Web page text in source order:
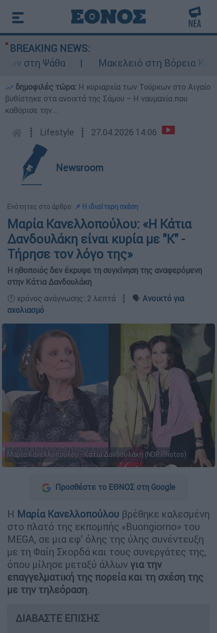
BREAKING NEWS:
στη Ψάθα
Μακελειό στη Βόρεια
δημοφιλές τώρα: Η κυριαρχία των Τούρκων στο Αιγαίο
βυθίστηκε στα ανοιχτά της Σάμου – Η ναυμαχία που
καθόρισε την...
┋ Lifestyle ┋ 27.04.2026 14:06
Newsroom
Ενότητες στο άρθρο: 📌 Η ιδιαίτερη σχέση
Μαρία Κανελλοπούλου: «Η Κάτια
Δανδουλάκη είναι κυρία με "Κ" -
Τήρησε τον λόγο της»
Η ηθοποιός δεν έκρυψε τη συγκίνηση της αναφερόμενη
στην Κάτια Δανδουλάκη
🕛 χρόνος ανάγνωσης: 2 λεπτά ┋ 🗣️ Ανοικτό για
σχολιασμό
Μαρία Κανελλοπούλου - Κάτια Δανδουλάκη (NDP Photos)
Προσθέστε το ΕΘΝΟΣ στη Google
Η Μαρία Κανελλοπούλου βρέθηκε καλεσμένη
στο πλατό της εκπομπής «Buongiorno» του
MEGA, σε μια εφ’ όλης της ύλης συνέντευξη
με τη Φαίη Σκορδά και τους συνεργάτες της,
όπου μίλησε μεταξύ άλλων για την
επαγγελματική της πορεία και τη σχέση της
με την τηλεόραση.
ΔΙΑΒΑΣΤΕ ΕΠΙΣΗΣ